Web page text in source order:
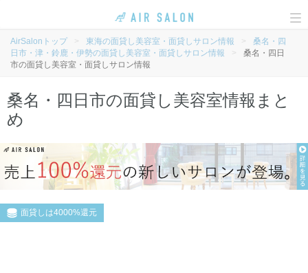
AirSalonトップ > 東海の面貸し美容室・面貸しサロン情報 >
桑名・四
日市・津・鈴鹿・伊勢の面貸し美容室・面貸しサロン情報
>
桑名・四日
市の面貸し美容室・面貸しサロン情報
桑名・四日市の面貸し美容室情報まと
め
面貸しは4000%還元